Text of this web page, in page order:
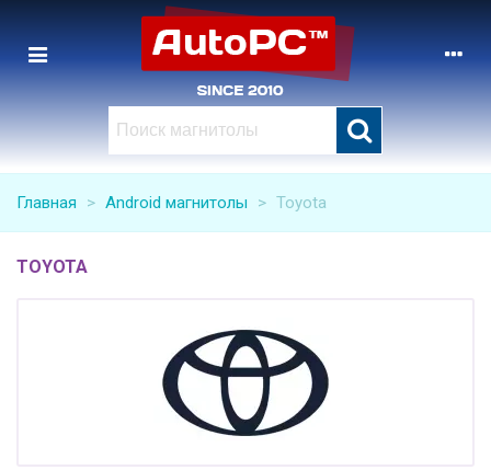
Главная > Android магнитолы > Toyota
TOYOTA